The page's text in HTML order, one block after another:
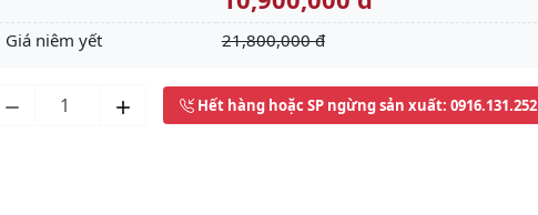
Giá niêm yết 21,800,000 đ
Hết hàng hoặc SP ngừng sản xuất: 0916.131.252